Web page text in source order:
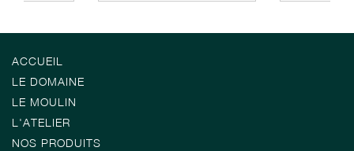
ACCUEIL
LE DOMAINE
LE MOULIN
L'ATELIER
NOS PRODUITS